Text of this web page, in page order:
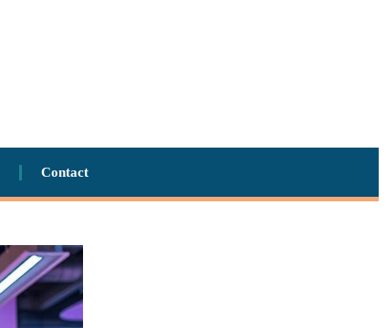
Contact